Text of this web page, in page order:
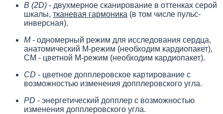
B (2D) - двухмерное сканирование в оттенках серой
шкалы, тканевая гармоника (в том числе пульс-
инверсная).
M- одномерный режим для исследования сердца,
анатомический М-режим (необходим кардиопакет),
CM - цветной М-режим (необходим кардиопакет).
CD - цветное допплеровское картирование с
возможностью изменения допплеровского угла.
PD - энергетический допплер с возможностью
изменения допплеровского угла.